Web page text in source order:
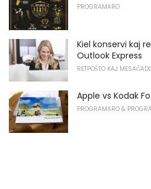
PROGRAMARO
Kiel konservi kaj
Outlook Express
RETPOŜTO KAJ
Apple vs Kodak
PROGRAMARO &